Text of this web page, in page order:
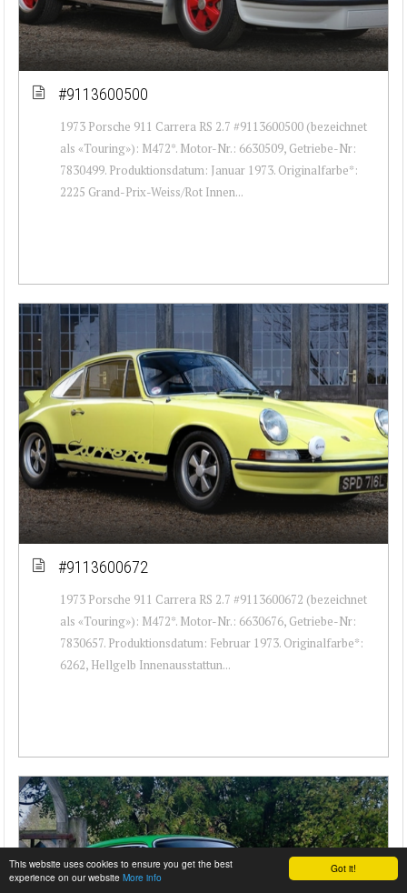
Got it!
This website uses cookies to ensure you get the best
experience on our website More info
#9113600500
1973 Porsche 911 Carrera RS 2.7 #9113600500 (bezeichnet
als «Touring»): M472*. Motor-Nr.: 6630509, Getriebe-Nr:
7830499. Produktionsdatum: Januar 1973. Originalfarbe*:
2225 Grand-Prix-Weiss/Rot Innen...
#9113600672
1973 Porsche 911 Carrera RS 2.7 #9113600672 (bezeichnet
als «Touring»): M472*. Motor-Nr.: 6630676, Getriebe-Nr:
7830657. Produktionsdatum: Februar 1973. Originalfarbe*:
6262, Hellgelb Innenausstattun...